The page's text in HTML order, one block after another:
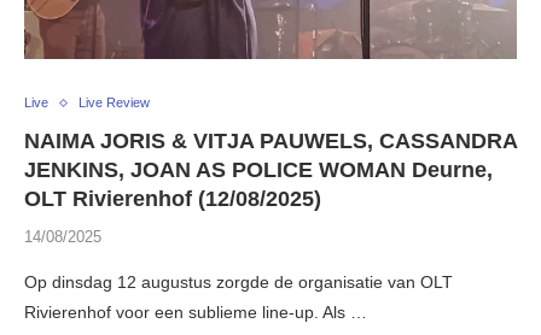
Live Live Review
NAIMA JORIS & VITJA PAUWELS, CASSANDRA
JENKINS, JOAN AS POLICE WOMAN Deurne,
OLT Rivierenhof (12/08/2025)
14/08/2025
Op dinsdag 12 augustus zorgde de organisatie van OLT
Rivierenhof voor een sublieme line-up. Als …